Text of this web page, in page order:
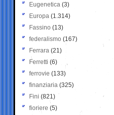
Eugenetica (3)
Europa (1.314)
Fassino (13)
federalismo (167)
Ferrara (21)
Ferretti (6)
ferrovie (133)
finanziaria (325)
Fini (821)
fioriere (5)